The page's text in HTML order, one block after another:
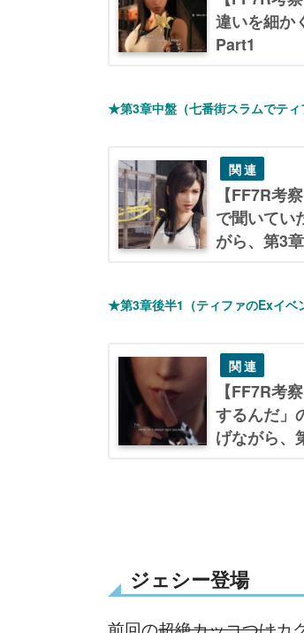
違いを細か
Part1
★第3章中盤（七番街スラムでティ
【FF7R考
で聞いてい
がら、第3
★第3章後半1（ティファのExイベ
【FF7R考
するんだ」
げながら、
ジェシー登場